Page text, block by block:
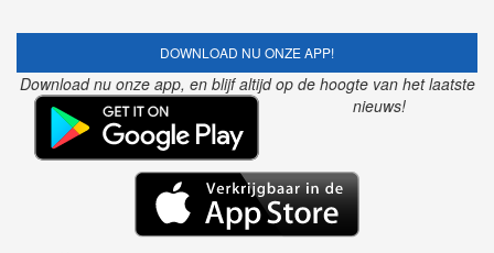
DOWNLOAD NU ONZE APP!
Download nu onze app, en blijf altijd op de hoogte van het laatste
nieuws!